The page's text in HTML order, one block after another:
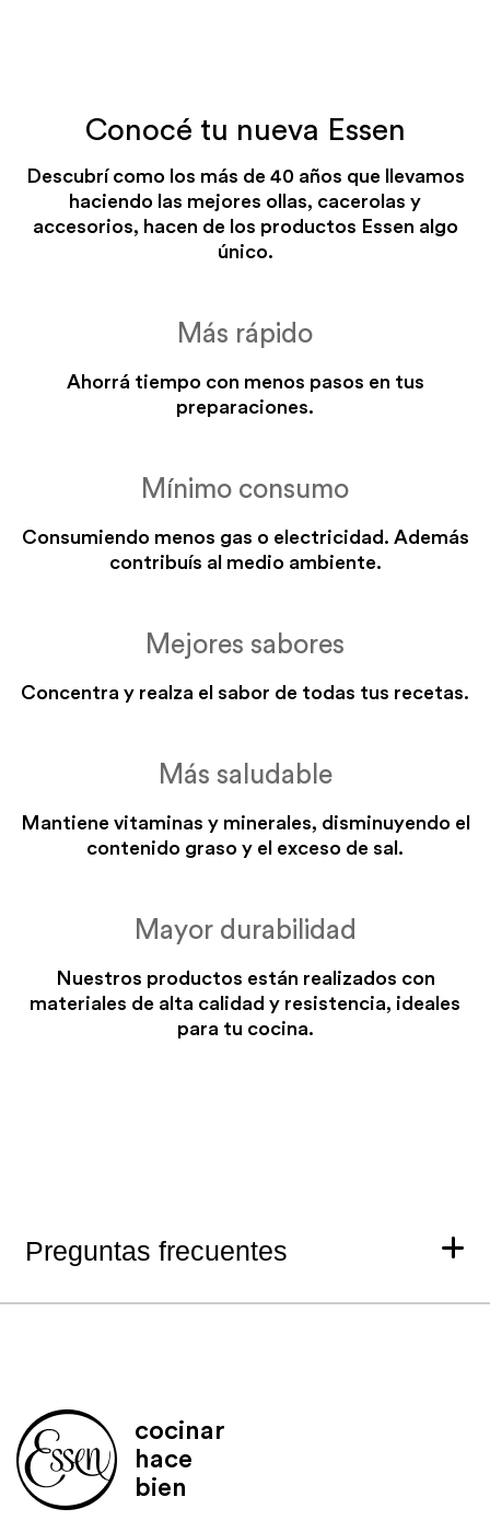
Ver más información sobre
las funciones Essen
Conocé tu nueva Essen
Descubrí como los más de 40 años que llevamos
haciendo las mejores ollas, cacerolas y
accesorios, hacen de los productos Essen algo
único.
Más rápido
Ahorrá tiempo con menos pasos en tus
preparaciones.
Mínimo consumo
Consumiendo menos gas o electricidad. Además
contribuís al medio ambiente.
Mejores sabores
Concentra y realza el sabor de todas tus recetas.
Más saludable
Mantiene vitaminas y minerales, disminuyendo el
contenido graso y el exceso de sal.
Mayor durabilidad
Nuestros productos están realizados con
materiales de alta calidad y resistencia, ideales
para tu cocina.
Preguntas frecuentes
cocinar
hace
bien